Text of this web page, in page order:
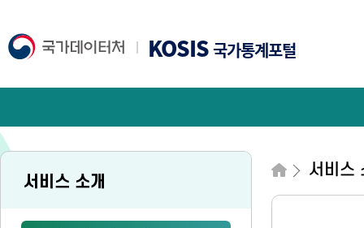
KOSIS국가통계포털
서비스 소개
서비스